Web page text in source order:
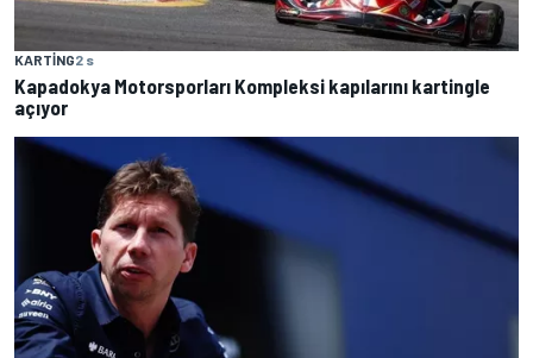
KARTING2 s
Kapadokya Motorsporları Kompleksi kapılarını kartingle
açıyor